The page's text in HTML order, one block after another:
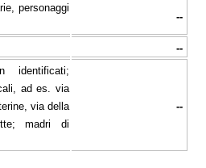
personaggi
--
--
identificati;
ad es. via
via della
madri di
--